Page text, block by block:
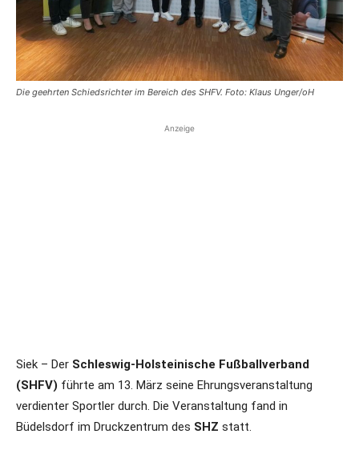
Die geehrten Schiedsrichter im Bereich des SHFV. Foto: Klaus Unger/oH
Anzeige
Siek – Der Schleswig-Holsteinische Fußballverband
(SHFV) führte am 13. März seine Ehrungsveranstaltung
verdienter Sportler durch. Die Veranstaltung fand in
Büdelsdorf im Druckzentrum des SHZ statt.